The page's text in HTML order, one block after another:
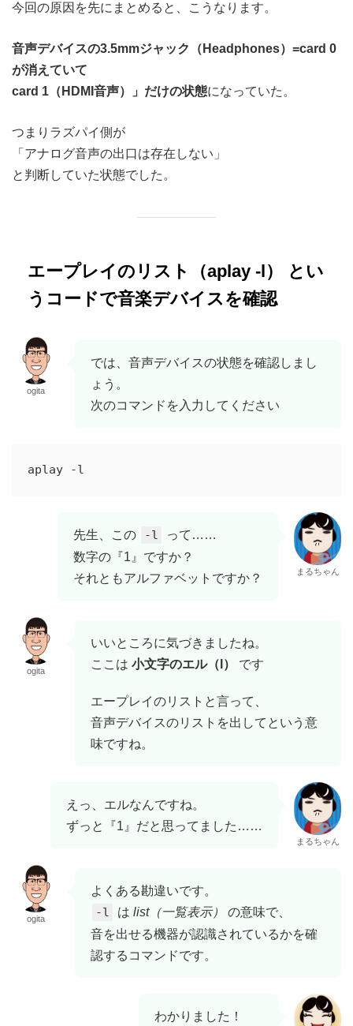
今回の原因を先にまとめると、こうなります。
音声デバイスの3.5mmジャック（Headphones）=card 0
が消えていて
card 1（HDMI音声）」だけの状態になっていた。
つまりラズパイ側が
「アナログ音声の出口は存在しない」
と判断していた状態でした。
エープレイのリスト（aplay -l） とい
うコードで音楽デバイスを確認
ogita
では、音声デバイスの状態を確認しまし
ょう。
次のコマンドを入力してください
先生、この -l
って……
数字の『1』ですか？
それともアルファベットですか？
まるちゃん
ogita
いいところに気づきましたね。
ここは 小文字のエル（l） です
エープレイのリストと言って、
音声デバイスのリストを出してという意
味ですね。
えっ、エルなんですね。
ずっと『1』だと思ってました……
まるちゃん
ogita
よくある勘違いです。
-l は list（一覧表示）
の意味で、
音を出せる機器が認識されているかを確
認するコマンドです。
わかりました！